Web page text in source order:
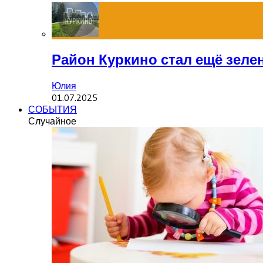
Район Куркино стал ещё
Юлия
01.07.2025
СОБЫТИЯ
Случайное